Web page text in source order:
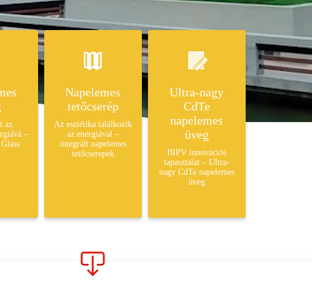
az
–
Napelemes
tetőcserép
Az esztétika találkozik
az energiával –
integrált napelemes
tetőcserepek
Ultra-nagy
CdTe
napelemes
üveg
BIPV innovációs
tapasztalat – Ultra-
nagy CdTe napelemes
üveg